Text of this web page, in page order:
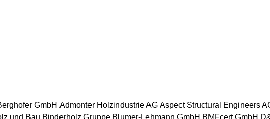
GmbH Admonter Holzindustrie AG Aspect Structural Engineers